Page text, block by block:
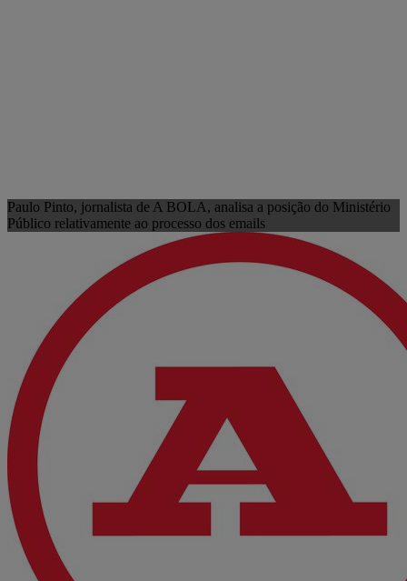
Paulo Pinto, jornalista de A BOLA, analisa a posição do Ministério
Público relativamente ao processo dos emails